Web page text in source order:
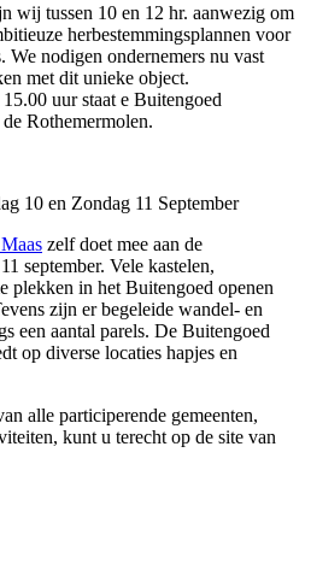
wij tussen 10 en 12 hr. aanwezig om
herbestemmingsplannen voor
We nodigen ondernemers nu vast
met dit unieke object.
uur staat e Buitengoed
Rothemermolen.
10 en Zondag 11 September
zelf doet mee aan de
september. Vele kastelen,
plekken in het Buitengoed openen
zijn er begeleide wandel- en
een aantal parels. De Buitengoed
op diverse locaties hapjes en
alle participerende gemeenten,
kunt u terecht op de site van